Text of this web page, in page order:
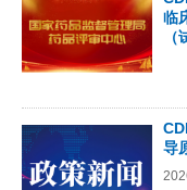
意
临
（
导